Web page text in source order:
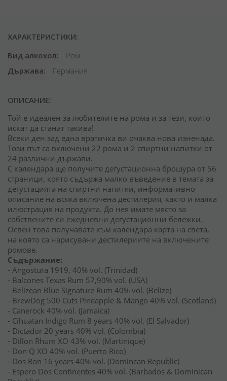
ХАРАКТЕРИСТИКИ:
Вид алкохол
Ром
Държава
Германия
ОПИСАНИЕ:
Той е идеален за любителите на рома и за тези, които
искат да станат такива!
Всеки ден зад една вратичка ви очаква нова изненада.
Този път са включени 22 рома и 2 спиртни напитки от
24 различни държави.
С календара ще получите дегустационна брошура от 56
страници, която съдържа малко въведение в темата за
дегустацията на спиртни напитки, информативно
описание на всяка включена дестилерия, както и малка
илюстрация на продукта. До нея имате място за
собствените си ежедневни дегустационни бележки.
Освен това получавате към календара карта на света,
на която са нарисувани дестилериите на включените
ромове.
Съдържание:
- Angostura 1919, 40% vol. (Trinidad)
- Balcones Texas Rum 57,90% vol. (USA)
- Belizean Blue Signature Rum 40% vol. (Belize)
- BrewDog 500 Cuts Pineapple & Mango 40% vol. (Scotland)
- Canerock 40% vol. (Jamaica)
- Cihuatan Indigo Rum 8 years 40% vol. (El Salvador)
- Dictador 20 years 40% vol. (Colombia)
- Dillon Rhum XO 43% vol. (Martinique)
- Don Q XO 40% vol. (Puerto Rico)
- Dos Ron 16 years 40% vol. (Domincan Republic)
- Espero Dos Continentes 40% vol. (Barbados & Dominican